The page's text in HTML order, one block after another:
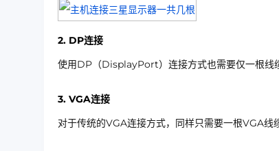
2. DP连接
使用DP（DisplayPort）连接方式也需要仅一根线
3. VGA连接
对于传统的VGA连接方式，同样只需要一根VGA线